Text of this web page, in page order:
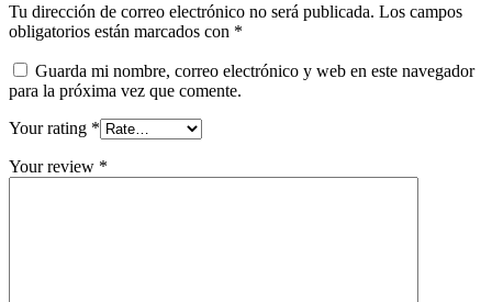
Tu dirección de correo electrónico no será publicada. Los campos
obligatorios están marcados con *
Guarda mi nombre, correo electrónico y web en este navegador
para la próxima vez que comente.
Your rating *
Your review *